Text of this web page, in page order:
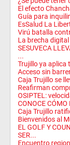
El efecto
Guía para
EsSalud La
Virú batalla
La brecha digital
SESUVECA
...
Trujillo ya aplica
Acceso sin
Caja Trujillo se
Reafirman
OSIPTEL:
CONOCE CÓMO
Caja Trujillo
Bienvenidos al
EL GOLF Y
SER...
Encuentro